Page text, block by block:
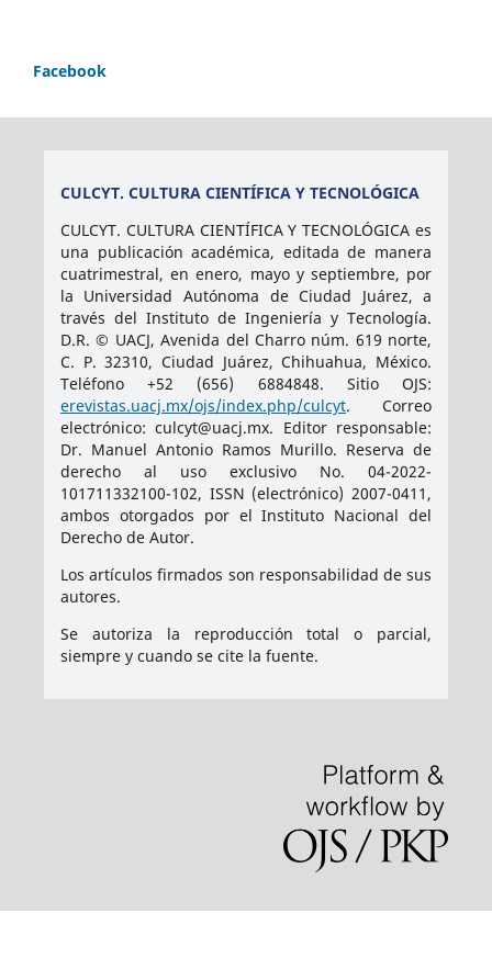
Facebook
CULCYT. CULTURA CIENTÍFICA Y TECNOLÓGICA
CULCYT. CULTURA CIENTÍFICA Y TECNOLÓGICA es
una publicación académica, editada de manera
cuatrimestral, en enero, mayo y septiembre, por
la Universidad Autónoma de Ciudad Juárez, a
través del Instituto de Ingeniería y Tecnología.
D.R. © UACJ, Avenida del Charro núm. 619 norte,
C. P. 32310, Ciudad Juárez, Chihuahua, México.
Teléfono +52 (656) 6884848. Sitio OJS:
erevistas.uacj.mx/ojs/index.php/culcyt. Correo
electrónico: culcyt@uacj.mx. Editor responsable:
Dr. Manuel Antonio Ramos Murillo. Reserva de
derecho al uso exclusivo No. 04-2022-
101711332100-102, ISSN (electrónico) 2007-0411,
ambos otorgados por el Instituto Nacional del
Derecho de Autor.
Los artículos firmados son responsabilidad de sus
autores.
Se autoriza la reproducción total o parcial,
siempre y cuando se cite la fuente.